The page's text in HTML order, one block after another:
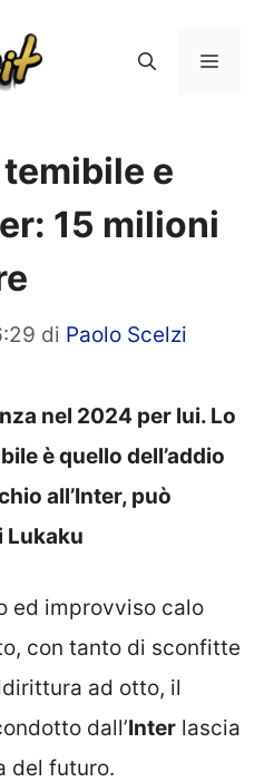
Menu
e
15 milioni
di Paolo Scelzi
nel 2024 per lui. Lo
è quello dell’addio
all’Inter, può
Lukaku
ed improvviso calo
con tanto di sconfitte
ad otto, il
dall’Inter lascia
del futuro.